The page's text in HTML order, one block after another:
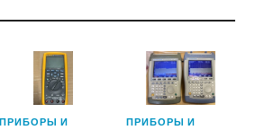
ПРИБОРЫ И
ПРИБОРЫ И